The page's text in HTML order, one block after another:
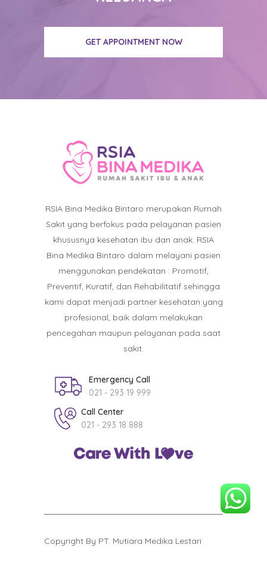
GET APPOINTMENT NOW
RSIA Bina Medika Bintaro merupakan Rumah
Sakit yang berfokus pada pelayanan pasien
khususnya kesehatan ibu dan anak. RSIA
Bina Medika Bintaro dalam melayani pasien
menggunakan pendekatan : Promotif,
Preventif, Kuratif, dan Rehabilitatif sehingga
kami dapat menjadi partner kesehatan yang
profesional, baik dalam melakukan
pencegahan maupun pelayanan pada saat
sakit.
Emergency Call
021 - 293 19 999
Call Center
021 - 293 18 888
Copyright By PT. Mutiara Medika Lestari